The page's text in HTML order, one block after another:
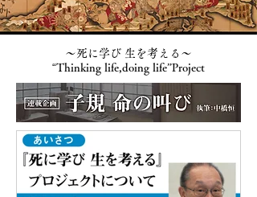
〜死に学び 生を考える〜
“Thinking life,doing life”Project